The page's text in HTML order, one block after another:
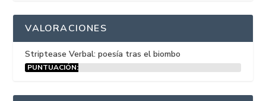
VALORACIONES
Striptease Verbal: poesía tras el biombo
PUNTUACIÓN: